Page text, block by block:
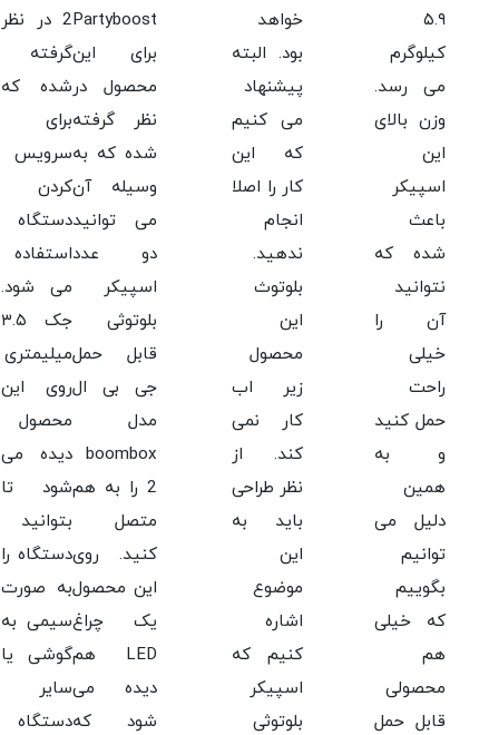
۵.۹
کیلوگرم
می رسد.
وزن بالای
این
اسپیکر
باعث
شده که
نتوانید
آن را
خیلی
راحت
حمل کنید
و به
همین
دلیل می
توانیم
بگوییم
که خیلی
هم
محصولی
قابل حمل
خواهد
بود. البته
پیشنهاد
می کنیم
که این
کار را اصلا
انجام
ندهید.
بلوتوث
این
محصول
زیر اب
کار نمی
کند. از
نظر طراحی
باید به
این
موضوع
اشاره
کنیم که
اسپیکر
بلوتوثی
Partyboost
برای این
محصول در
نظر گرفته
شده که به
وسیله آن
می توانید
دو عدد
اسپیکر
بلوتوثی
قابل حمل
جی بی ال
مدل
boombox
2 را به هم
متصل
کنید. روی
این محصول
یک چراغ
LED هم
دیده می
شود که
2 در نظر
گرفته
شده که
برای
سرویس
کردن
دستگاه
استفاده
می شود.
جک ۳.۵
میلیمتری
روی این
محصول
دیده می
شود تا
بتوانید
دستگاه را
به صورت
سیمی به
گوشی یا
سایر
دستگاه